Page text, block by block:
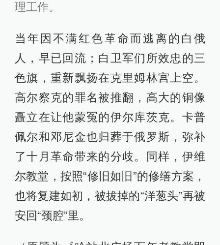
理工作。
当年因不满红色革命而逃离的白俄
人，早已回流；白卫军们所效忠的三
色旗，重新飘扬在克里姆林宫上空。
高尔察克的罪名被推翻，高大的铜像
矗立在让他蒙冤的伊尔库茨克。卡普
佩尔和邓尼金也归葬于俄罗斯，弥补
了十月革命带来的分歧。同样，伊维
尔教堂，按照“修旧如旧”的修缮方案，
也将复建如初，被拔掉的“洋葱头”再被
安回“颈腔”里。